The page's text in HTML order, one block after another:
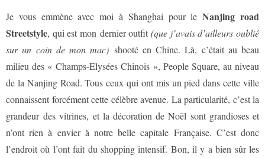
Je vous emmène avec moi à Shanghai pour leNanjing road
Streetstyle, qui est mon dernier outfit (que j’avais d’ailleurs oublié
sur un coin de mon mac) shooté en Chine. Là, c’était au beau
milieu des « Champs-Elysées Chinois », People Square, au niveau
de la Nanjing Road. Tous ceux qui ont mis un pied dans cette ville
connaissent forcément cette célèbre avenue. La particularité, c’est la
grandeur des vitrines, et la décoration de Noël sont grandioses et
n’ont rien à envier à notre belle capitale Française. C’est donc
l’endroit où l’ont fait du shopping intensif. Bon, il y a bien sûr les